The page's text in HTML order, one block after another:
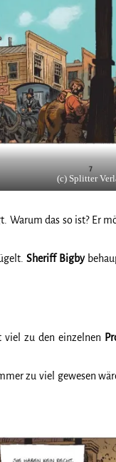
(c) Splitter
Warum das so ist? Er
Sheriff Bigby
viel zu den einzelnen
zu viel gewesen